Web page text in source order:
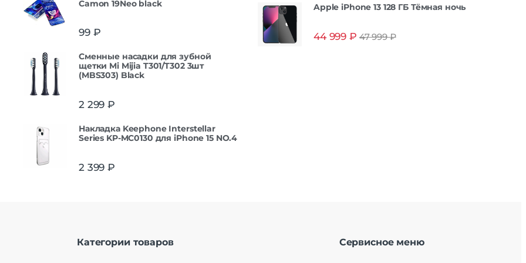
Camon 19Neo black
99₽
Сменные насадки для зубной
щетки Mi Mijia T301/T302 3шт
(MBS303) Black
2 299 ₽
Накладка Keephone Interstellar
Series KP-MC0130 для iPhone 15 NO.4
2 399 ₽
Apple iPhone 13 128 ГБ Тёмная ночь
44 999 ₽ 47 999₽
Категории товаров Сервисное меню